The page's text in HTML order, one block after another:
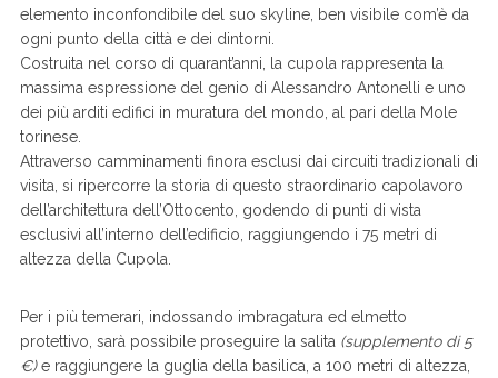
elemento inconfondibile del suo skyline, ben visibile com’è da
ogni punto della città e dei dintorni.
Costruita nel corso di quarant’anni, la cupola rappresenta la
massima espressione del genio di Alessandro Antonelli e uno
dei più arditi edifici in muratura del mondo, al pari della Mole
torinese.
Attraverso camminamenti finora esclusi dai circuiti tradizionali di
visita, si ripercorre la storia di questo straordinario capolavoro
dell’architettura dell’Ottocento, godendo di punti di vista
esclusivi all’interno dell’edificio, raggiungendo i 75 metri di
altezza della Cupola.
Per i più temerari, indossando imbragatura ed elmetto
protettivo, sarà possibile proseguire la salita (supplemento di 5
€)e raggiungere la guglia della basilica, a 100 metri di altezza,